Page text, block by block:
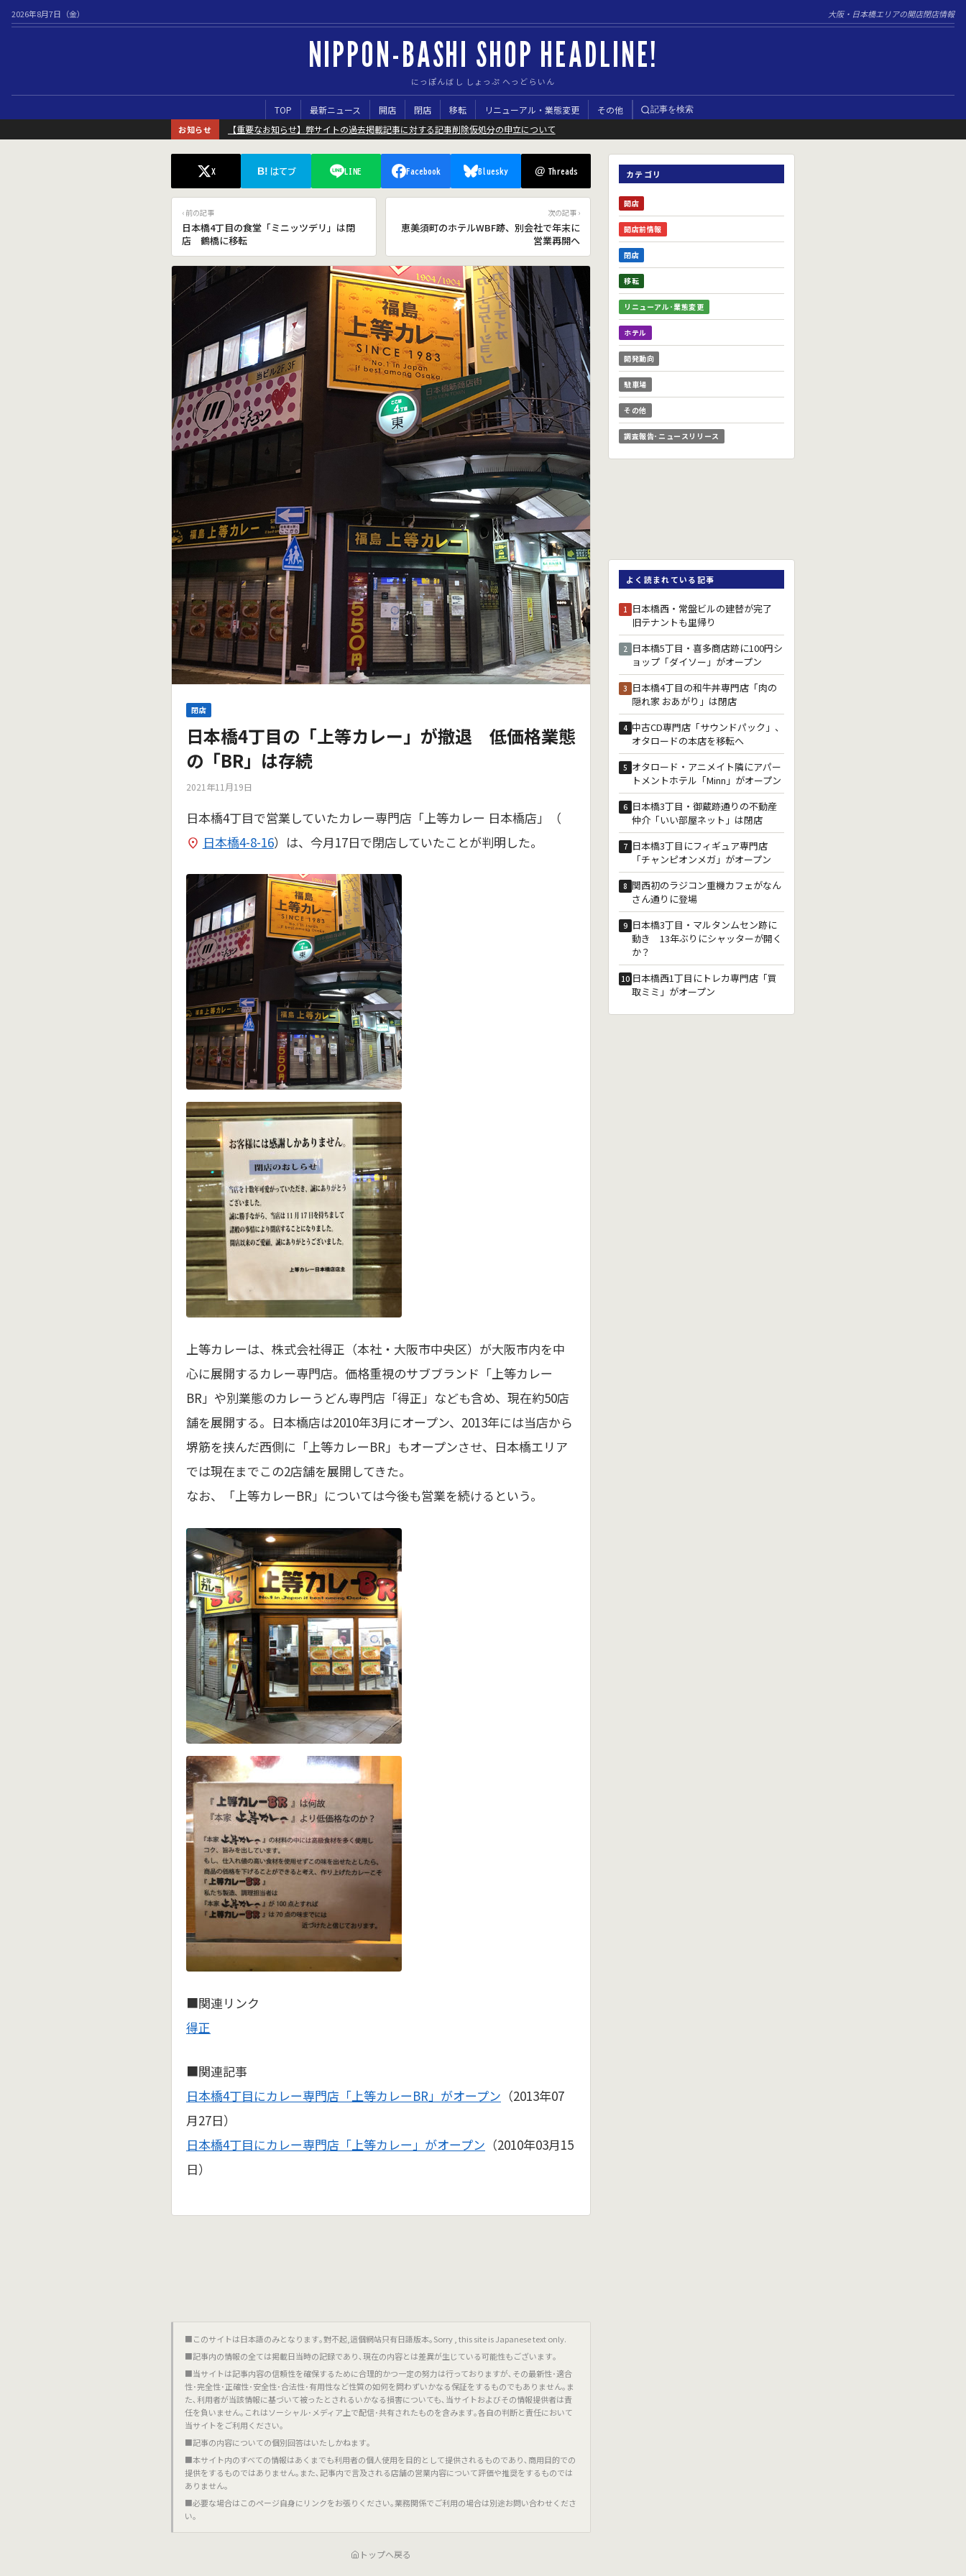
2026年8月7日（金） 大阪・日本橋エリアの開店閉店情報
NIPPON-BASHI SHOP HEADLINE!
にっぽんばし しょっぷ へっどらいん
TOP 最新ニュース 開店 閉店 移転 リニューアル・業態変更 その他 記事を検索
お知らせ 【重要なお知らせ】弊サイトの過去掲載記事に対する記事削除仮処分の申立について
X B! はてブ LINE Facebook Bluesky @ Threads
‹ 前の記事
日本橋4丁目の食堂「ミニッツデリ」は閉
店 鶴橋に移転
次の記事 ›
恵美須町のホテルWBF跡、別会社で年末に
営業再開へ
閉店
日本橋4丁目の「上等カレー」が撤退 低価格業態
の「BR」は存続
2021年11月19日
日本橋4丁目で営業していたカレー専門店「上等カレー 日本橋店」（
日本橋4-8-16）は、今月17日で閉店していたことが判明した。
上等カレーは、株式会社得正（本社・大阪市中央区）が大阪市内を中
心に展開するカレー専門店。価格重視のサブブランド「上等カレー
BR」や別業態のカレーうどん専門店「得正」なども含め、現在約50店
舗を展開する。日本橋店は2010年3月にオープン、2013年には当店から
堺筋を挟んだ西側に「上等カレーBR」もオープンさせ、日本橋エリア
では現在までこの2店舗を展開してきた。
なお、「上等カレーBR」については今後も営業を続けるという。
■関連リンク
得正
■関連記事
日本橋4丁目にカレー専門店「上等カレーBR」がオープン （2013年07
月27日）
日本橋4丁目にカレー専門店「上等カレー」がオープン （2010年03月15
日）
■このサイトは日本語のみとなります｡對不起,這個網站只有日語版本｡Sorry , this site is Japanese text only.
■記事内の情報の全ては掲載日当時の記録であり､現在の内容とは差異が生じている可能性もございます｡
■当サイトは記事内容の信頼性を確保するために合理的かつ一定の努力は行っておりますが､その最新性･適合
性･完全性･正確性･安全性･合法性･有用性など性質の如何を問わずいかなる保証をするものでもありません｡ま
た､利用者が当該情報に基づいて被ったとされるいかなる損害についても､当サイトおよびその情報提供者は責
任を負いません｡これはソーシャル･メディア上で配信･共有されたものを含みます｡各自の判断と責任において
当サイトをご利用ください｡
■記事の内容についての個別回答はいたしかねます｡
■本サイト内のすべての情報はあくまでも利用者の個人使用を目的として提供されるものであり､商用目的での
提供をするものではありません｡また､記事内で言及される店舗の営業内容について評価や推奨をするものでは
ありません｡
■必要な場合はこのページ自身にリンクをお張りください｡業務関係でご利用の場合は別途お問い合わせくださ
い｡
トップへ戻る
カテゴリ
開店
開店前情報
閉店
移転
リニューアル･業態変更
ホテル
開発動向
駐車場
その他
調査報告･ニュースリリース
よく読まれている記事
1 日本橋西・常盤ビルの建替が完了
旧テナントも里帰り
2 日本橋5丁目・喜多商店跡に100円シ
ョップ「ダイソー」がオープン
3 日本橋4丁目の和牛丼専門店「肉の
隠れ家 おあがり」は閉店
4 中古CD専門店「サウンドパック」、
オタロードの本店を移転へ
5 オタロード・アニメイト隣にアパー
トメントホテル「Minn」がオープン
6 日本橋3丁目・御蔵跡通りの不動産
仲介「いい部屋ネット」は閉店
7 日本橋3丁目にフィギュア専門店
「チャンピオンメガ」がオープン
8 関西初のラジコン重機カフェがなん
さん通りに登場
9 日本橋3丁目・マルタンムセン跡に
動き 13年ぶりにシャッターが開く
か？
10 日本橋西1丁目にトレカ専門店「買
取ミミ」がオープン